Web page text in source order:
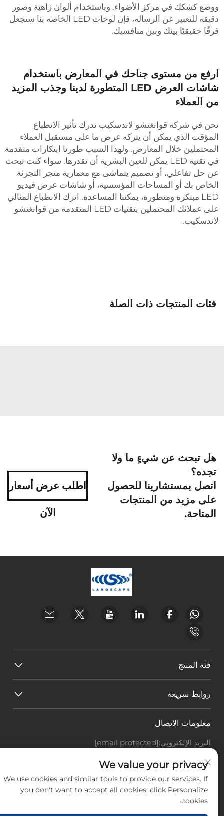
كشكك في مركز الأضواء. وباستخدام ألوان زاهية وصور
دقيقة للتعبير عن الرسالة، فإن لوحات LED الخاصة بنا ستجعل
حقيقيًا بينك وبين منافسيك.
من مستوى جناحك في المعارض باستخدام
شاشات العرض LED المتطورة لدينا وجذب المزيد
العملاء
في شركة قوانغتشو لاندسكيب ندرك تأثير الانطباع
الذي يمكن أن يتركه عرض ما على مستقبل العملاء
خلال المعارض. ولهذا السبب طورنا ابتكارات متقدمة
في تقنية LED يمكن للعين البشرية أن تقدرها. سواء كنت تبحث
حل تفاعلي، أو تصميم يتماشى مع معمارية متجر التجزئة
بك أو المساحات المؤسسية، أو شاشات عرض فيديو
LED مبتكرة ومتطورة، يمكننا المساعدة. اترك الانطباع المثالي
على عملائك المحتملين بتقنيات LED المتقدمة من قوانغتشو
فئات المنتجات ذات الصلة
هل تبحث عن شيءٍ ما ولا
تجده؟
اتصل بمستشارينا للحصول
على مزيد من المنتجات
المتاحة.
اطلب عرض أسعار
الآن
فئة المنتج
روابط سريعة
معلومات الاتصال
البريد الإلكتروني:[email protected]
هاتف:
Office add : غرفة 414، رقم 125، طريق هوانغيوان، منطقة
باييون، مدينة قوانغتشو، مقاطعة قوانغدونغ
حقوق النشر © شركة قوانغتشو لاندسكيب للتكنولوجيا
المحدودة، جميع الحقوق محفوظة. -
We value your privacy
We use cookies and similar tools to provide our services. If
you don't want to accept all cookies, click Personalize
cookies.